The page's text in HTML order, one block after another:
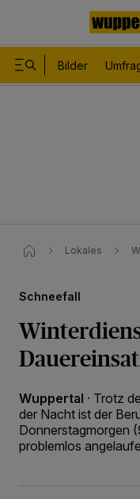
Bilder
Lokales
Schneefall
Wuppertal · Trotz
der Nacht ist der
Donnerstagmorgen
problemlos